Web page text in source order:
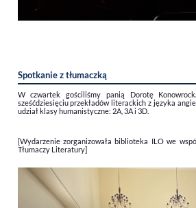
Spotkanie z tłumaczką
W czwartek gościliśmy panią Dorotę
sześćdziesięciu przekładów literackich z języka
udział klasy humanistyczne: 2A, 3A i 3D.
[Wydarzenie zorganizowała biblioteka ILO we
Tłumaczy Literatury]